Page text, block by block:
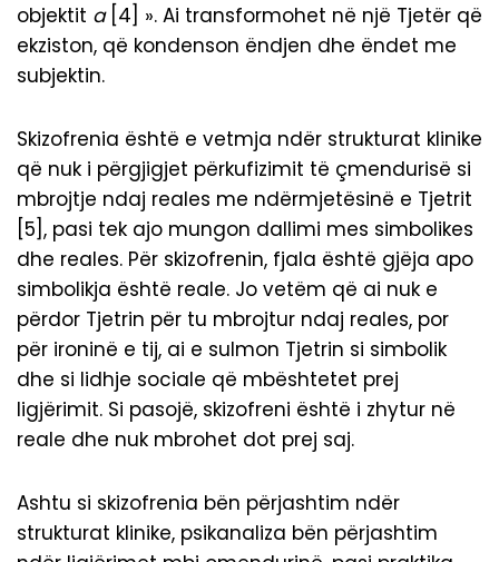
objektit a[4] ». Ai transformohet në një Tjetër që
ekziston, që kondenson ëndjen dhe ëndet me
subjektin.
Skizofrenia është e vetmja ndër strukturat klinike
që nuk i përgjigjet përkufizimit të çmendurisë si
mbrojtje ndaj reales me ndërmjetësinë e Tjetrit
[5], pasi tek ajo mungon dallimi mes simbolikes
dhe reales. Për skizofrenin, fjala është gjëja apo
simbolikja është reale. Jo vetëm që ai nuk e
përdor Tjetrin për tu mbrojtur ndaj reales, por
për ironinë e tij, ai e sulmon Tjetrin si simbolik
dhe si lidhje sociale që mbështetet prej
ligjërimit. Si pasojë, skizofreni është i zhytur në
reale dhe nuk mbrohet dot prej saj.
Ashtu si skizofrenia bën përjashtim ndër
strukturat klinike, psikanaliza bën përjashtim